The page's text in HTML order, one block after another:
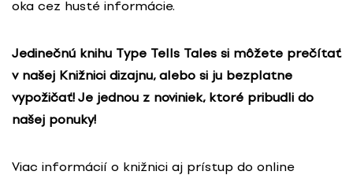
oka cez husté informácie.
Jedinečnú knihu Type Tells Tales si môžete prečítať
v našej Knižnici dizajnu, alebo si ju bezplatne
vypožičať! Je jednou z noviniek, ktoré pribudli do
našej ponuky!
Viac informácií o knižnici aj prístup do online